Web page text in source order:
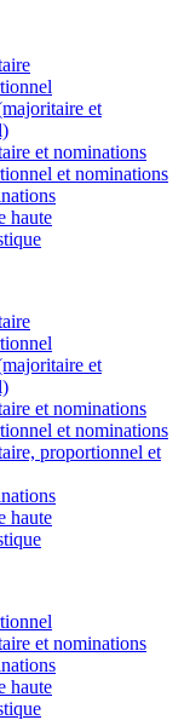
et
et nominations
et nominations
haute
et
et nominations
et nominations
proportionnel et
haute
et nominations
haute